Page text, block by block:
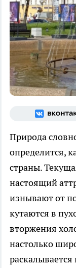
Природа
определится,
страны.
настоящий
изнывают от
кутаются в
вторжения
настолько
раскалывается